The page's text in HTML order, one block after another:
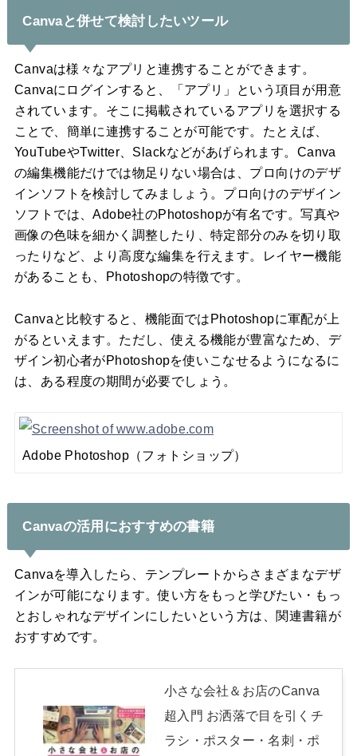
Canvaと併せて検討したいツール
Canvaは様々なアプリと連携することができます。
Canvaにログインすると、「アプリ」という項目が用意
されています。そこに掲載されているアプリを選択する
ことで、簡単に連携することが可能です。たとえば、
YouTubeやTwitter、Slackなどがあげられます。Canva
の編集機能だけでは物足りない場合は、プロ向けのデザ
インソフトを検討してみましょう。プロ向けのデザイン
ソフトでは、Adobe社のPhotoshopが有名です。写真や
画像の色味を細かく調整したり、特定部分のみを切り取
ったりなど、より高度な編集を行えます。レイヤー機能
があることも、Photoshopの特徴です。
Canvaと比較すると、機能面ではPhotoshopに軍配が上
がるといえます。ただし、使える機能が豊富なため、デ
ザイン初心者がPhotoshopを使いこなせるようになるに
は、ある程度の期間が必要でしょう。
Adobe Photoshop（フォトショップ）
Canvaの活用におすすめの書籍
Canvaを導入したら、テンプレートからさまざまなデザ
インが可能になります。使い方をもっと学びたい・もっ
とおしゃれなデザインにしたいという方は、関連書籍が
おすすめです。
小さな会社＆お店のCanva
超入門 お洒落で目を引くチ
ラシ・ポスター・名刺・ポ